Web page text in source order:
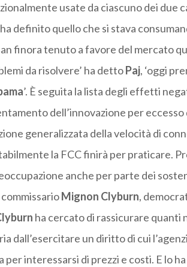
usate da ciascuno dei due
definito quello che si stava
finora tenuto a favore del mercato
da risolvere’ ha dettoPaj, ‘oggi
’. È seguita la lista degli effetti
dell’innovazione per
generalizzata della velocità di
la FCC finirà per praticare.
anche per parte dei
Mignon Clyburn,
ha cercato di rassicurare quanti
dall’esercitare un diritto di cui
per interessarsi di prezzi e costi. E lo